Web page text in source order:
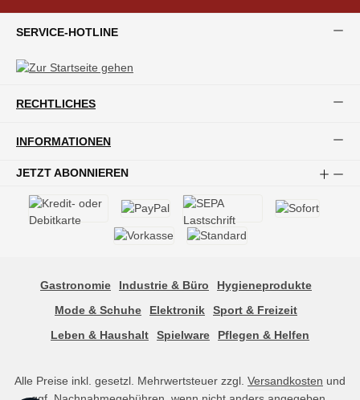
SERVICE-HOTLINE
RECHTLICHES
INFORMATIONEN
JETZT ABONNIEREN
Gastronomie Industrie & Büro
Hygieneprodukte
Mode & Schuhe
Elektronik
Sport & Freizeit
Leben & Haushalt
Spielware Pflegen & Helfen
Alle Preise inkl. gesetzl. Mehrwertsteuer zzgl. Versandkosten und